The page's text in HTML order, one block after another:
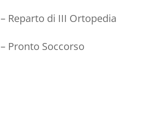
– Reparto di III Ortopedia
– Pronto Soccorso